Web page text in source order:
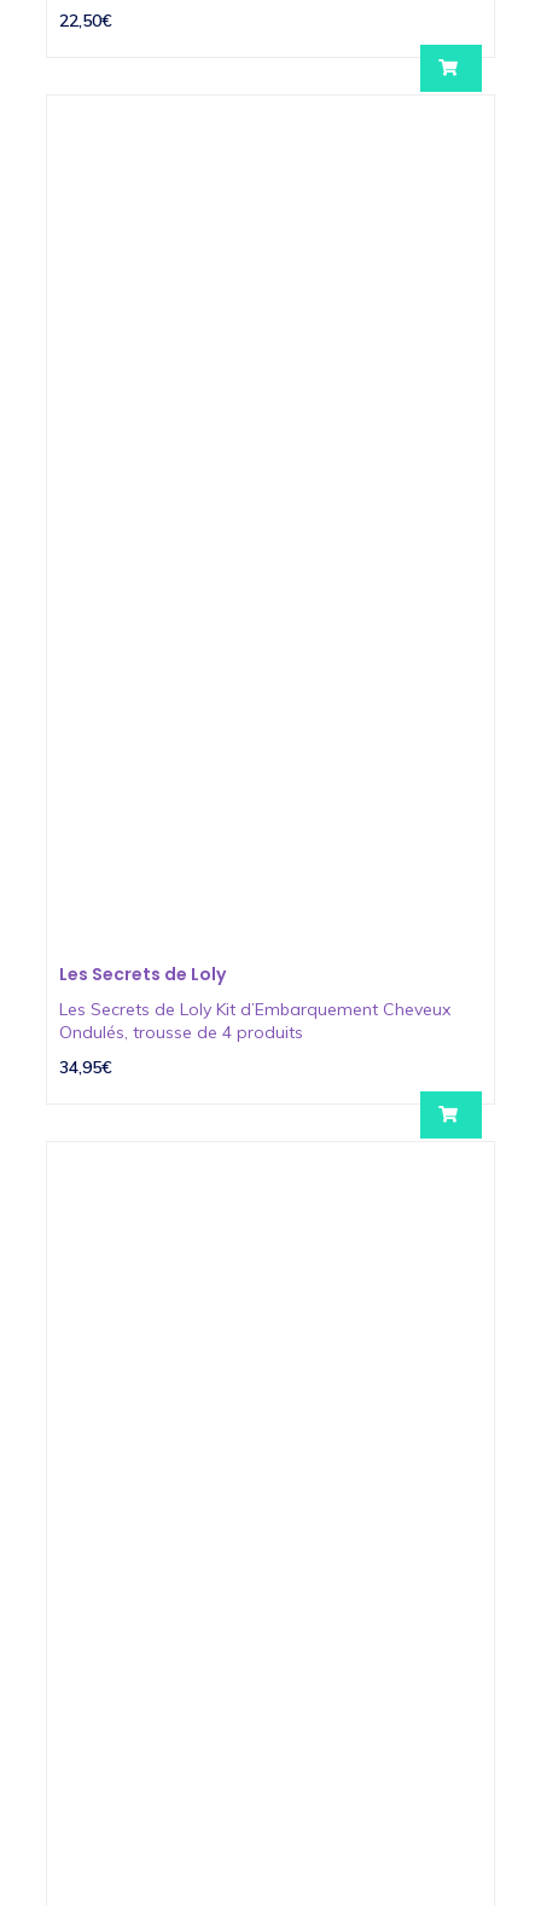
22,50€
Les Secrets de Loly
Les Secrets de Loly Kit d’Embarquement Cheveux
Ondulés, trousse de 4 produits
34,95€